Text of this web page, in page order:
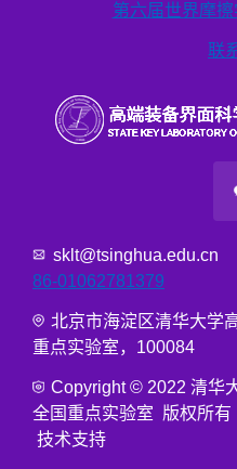
第六届世界摩
联
86-01062781379
北京市海淀区清华大学
重点实验室，100084
Copyright © 2022 清华
全国重点实验室 版权所
技术支持